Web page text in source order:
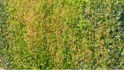
7. August 2026
folgt reduziert: